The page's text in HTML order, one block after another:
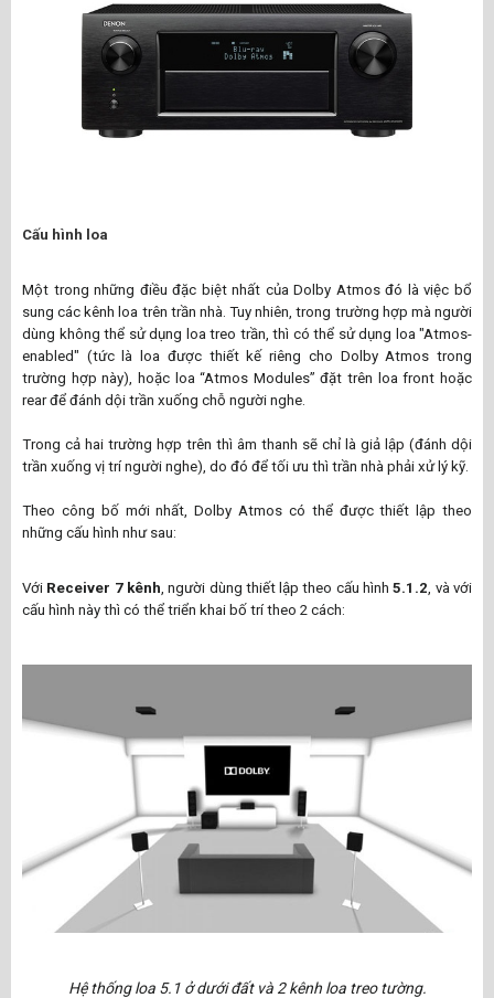
Cấu hình loa
Một trong những điều đặc biệt nhất của Dolby Atmos đó là việc bổ
sung các kênh loa trên trần nhà. Tuy nhiên, trong trường hợp mà người
dùng không thể sử dụng loa treo trần, thì có thể sử dụng loa "Atmos-
enabled" (tức là loa được thiết kế riêng cho Dolby Atmos trong
trường hợp này), hoặc loa “Atmos Modules” đặt trên loa front hoặc
rear để đánh dội trần xuống chỗ người nghe.
Trong cả hai trường hợp trên thì âm thanh sẽ chỉ là giả lập (đánh dội
trần xuống vị trí người nghe), do đó để tối ưu thì trần nhà phải xử lý kỹ.
Theo công bố mới nhất, Dolby Atmos có thể được thiết lập theo
những cấu hình như sau:
Với Receiver 7 kênh, người dùng thiết lập theo cấu hình5.1.2, và với
cấu hình này thì có thể triển khai bố trí theo 2 cách:
Hệ thống loa 5.1 ở dưới đất và 2 kênh loa treo tường.